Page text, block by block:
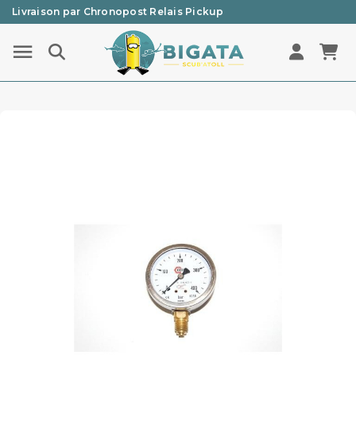
Livraison par Chronopost Relais Pickup
Une question ? Un renseignement ? 05 57 21 59 35